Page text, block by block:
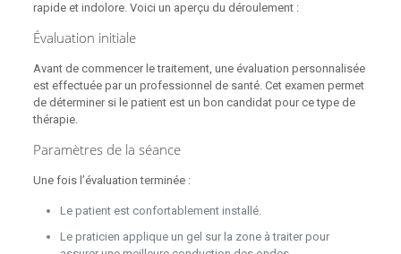
rapide et indolore. Voici un aperçu du déroulement :
Évaluation initiale
Avant de commencer le traitement, une évaluation personnalisée
est effectuée par un professionnel de santé. Cet examen permet
de déterminer si le patient est un bon candidat pour ce type de
thérapie.
Paramètres de la séance
Une fois l’évaluation terminée :
Le patient est confortablement installé.
Le praticien applique un gel sur la zone à traiter pour